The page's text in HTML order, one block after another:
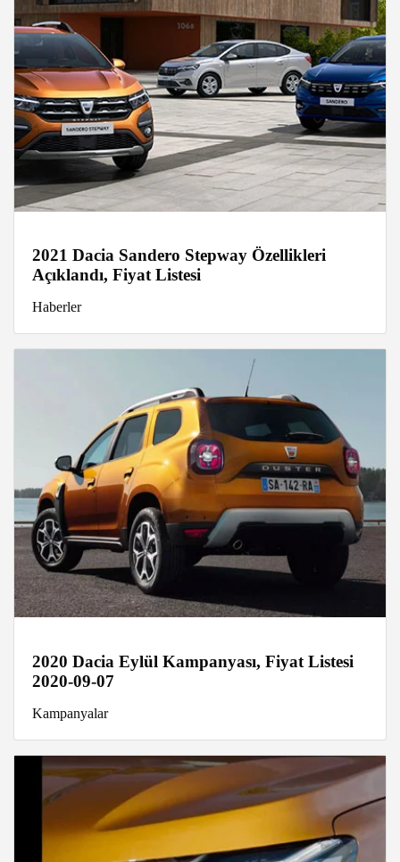
2021 Dacia Sandero Stepway Özellikleri
Açıklandı, Fiyat Listesi
Haberler
2020 Dacia Eylül Kampanyası, Fiyat Listesi
2020-09-07
Kampanyalar